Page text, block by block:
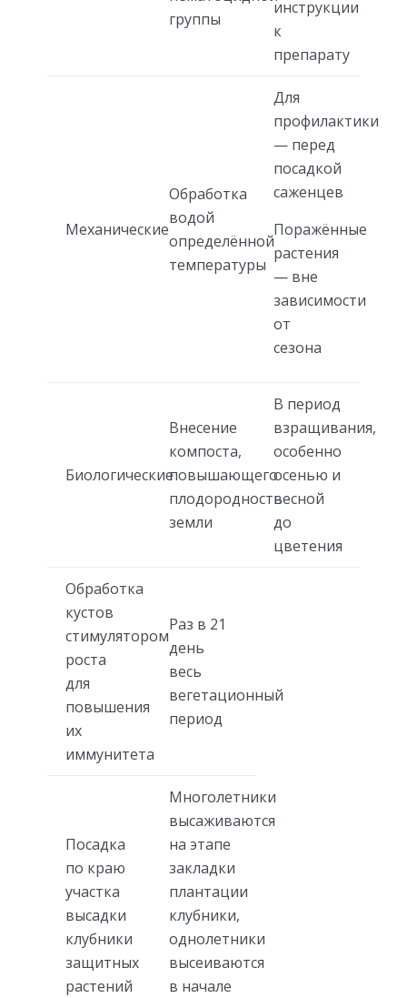
группы
инструкции
к
препарату
Механические
Обработка
водой
определённой
температуры
Для
профилактики
— перед
посадкой
саженцев
Поражённые
растения
— вне
зависимости
от
сезона
Биологические
Внесение
компоста,
повышающего
плодородность
земли
В период
взращивания,
особенно
осенью и
весной
до
цветения
Обработка
кустов
стимулятором
роста
для
повышения
их
иммунитета
Раз в 21
день
весь
вегетационный
период
Посадка
по краю
участка
высадки
клубники
защитных
растений
Многолетники
высаживаются
на этапе
закладки
плантации
клубники,
однолетники
высеиваются
в начале